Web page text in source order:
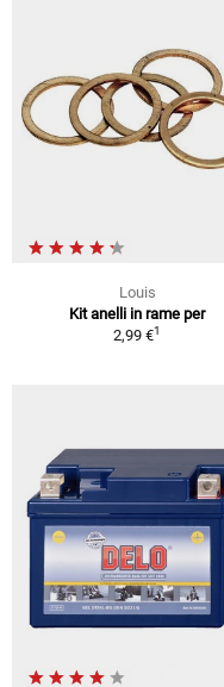
Louis
Kit anelli in rame per
2,99 €1